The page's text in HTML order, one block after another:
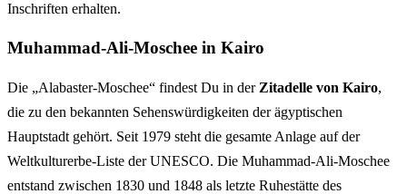
Inschriften erhalten.
Muhammad-Ali-Moschee in Kairo
Die „Alabaster-Moschee“ findest Du in der Zitadelle von Kairo,
die zu den bekannten Sehenswürdigkeiten der ägyptischen
Hauptstadt gehört. Seit 1979 steht die gesamte Anlage auf der
Weltkulturerbe-Liste der UNESCO. Die Muhammad-Ali-Moschee
entstand zwischen 1830 und 1848 als letzte Ruhestätte des